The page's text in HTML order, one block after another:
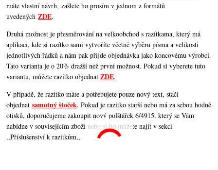
máte vlastní návrh, zašlete ho prosím v jednom z formátů
uvedenýchZDE.
Druhá možnost je přesměrování na velkoobchod s razítkama, který má
aplikaci, kde si razítko sami vytvoříte včetně výběru písma a velikosti
jednotlivých řádků a nám pak přijde objednávka jako koncovému výrobci.
Tato varianta je o 20% dražší než první možnost. Pokud si vyberete tuto
variantu, můžete razítko objednatZDE.
V případě, že razítko máte a potřebujete pouze nový text, stačí
objednatsamotný štoček. Pokud je razítko starší nebo má za sebou hodně
otisků, doporučujeme zakoupit nový polštářek 6/4915, který se Vám
nabídne v souvisejícím zboží nebo si ho můžete najít v sekci
,,Příslušenství k razítkům,,.